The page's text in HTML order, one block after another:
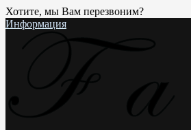
Хотите, мы Вам перезвоним?
Информация